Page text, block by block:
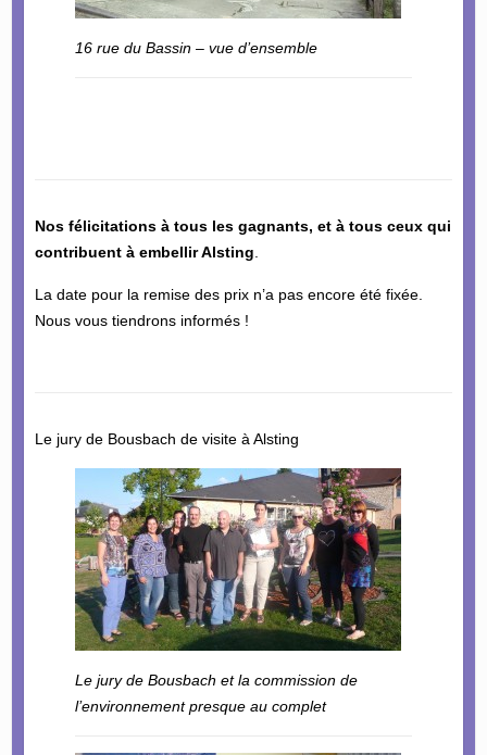
16 rue du Bassin – vue d’ensemble
Nos félicitations à tous les gagnants, et à tous ceux qui
contribuent à embellir Alsting.
La date pour la remise des prix n’a pas encore été fixée.
Nous vous tiendrons informés !
Le jury de Bousbach de visite à Alsting
Le jury de Bousbach et la commission de
l’environnement presque au complet